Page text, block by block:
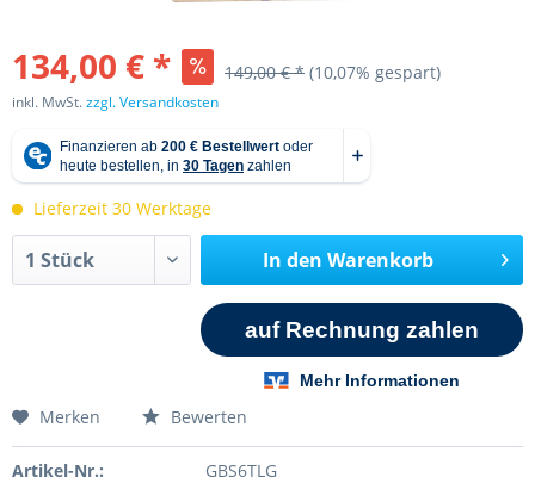
134,00 € * 149,00 € * (10,07% gespart)
inkl. MwSt.zzgl. Versandkosten
Lieferzeit 30 Werktage
In den Warenkorb
Merken Bewerten
Artikel-Nr.: GBS6TLG